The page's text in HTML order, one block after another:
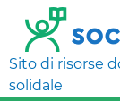
Sito di risorse
solidale